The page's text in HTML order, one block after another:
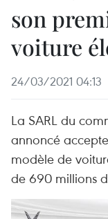
son
voiture
24/03/2021 04:13
La SARL du
annoncé
modèle de
de 690 millions